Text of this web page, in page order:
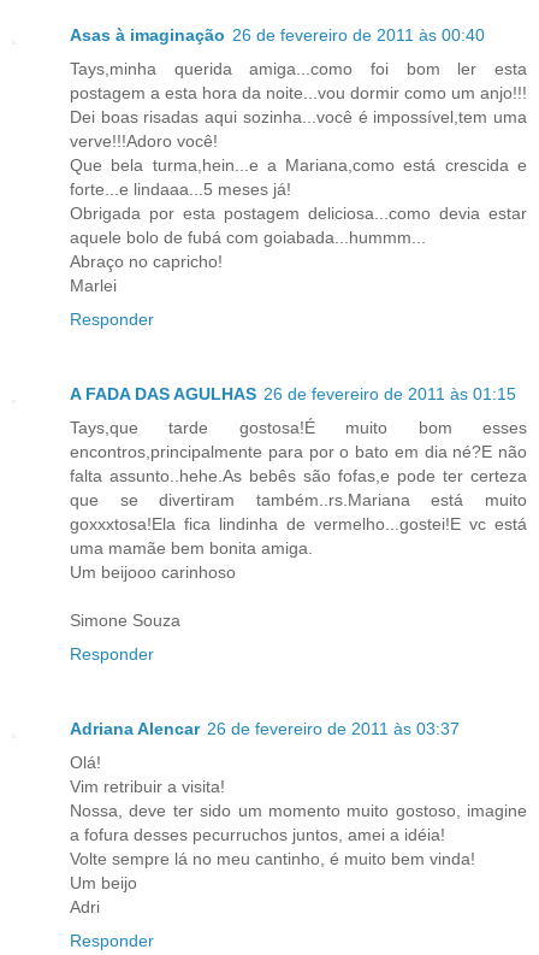
Asas à imaginação 26 de fevereiro de 2011 às 00:40
Tays,minha querida amiga...como foi bom ler esta
postagem a esta hora da noite...vou dormir como um anjo!!!
Dei boas risadas aqui sozinha...você é impossível,tem uma
verve!!!Adoro você!
Que bela turma,hein...e a Mariana,como está crescida e
forte...e lindaaa...5 meses já!
Obrigada por esta postagem deliciosa...como devia estar
aquele bolo de fubá com goiabada...hummm...
Abraço no capricho!
Marlei
Responder
A FADA DAS AGULHAS 26 de fevereiro de 2011 às 01:15
Tays,que tarde gostosa!É muito bom esses
encontros,principalmente para por o bato em dia né?E não
falta assunto..hehe.As bebês são fofas,e pode ter certeza
que se divertiram também..rs.Mariana está muito
goxxxtosa!Ela fica lindinha de vermelho...gostei!E vc está
uma mamãe bem bonita amiga.
Um beijooo carinhoso
Simone Souza
Responder
Adriana Alencar 26 de fevereiro de 2011 às 03:37
Olá!
Vim retribuir a visita!
Nossa, deve ter sido um momento muito gostoso, imagine
a fofura desses pecurruchos juntos, amei a idéia!
Volte sempre lá no meu cantinho, é muito bem vinda!
Um beijo
Adri
Responder